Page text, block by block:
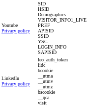
Youtube
Privacy policy
SID
HSID
Demographics
VISITOR_INFO1_LIVE
PREF
APISID
SSID
YSC
LOGIN_INFO
SAPISID
LinkedIn
Privacy policy
leo_auth_token
lidc
bcookie
__utma
__utmv
__utmz
bscookie
__qca
visit